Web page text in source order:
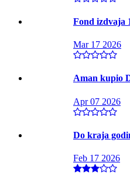
Fond izdvaja
Mar 17 2026
Aman kupio
Apr 07 2026
Do kraja
Feb 17 2026